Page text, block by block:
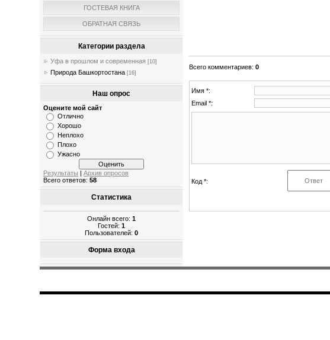
ГОСТЕВАЯ КНИГА
ОБРАТНАЯ СВЯЗЬ
Категории раздела
Уфа в прошлом и современная [10]
Природа Башкортостана [16]
Наш опрос
Оцените мой сайт
Отлично
Хорошо
Неплохо
Плохо
Ужасно
Результаты |Архив опросов
Всего ответов:58
Статистика
Онлайн всего:1
Гостей:1
Пользователей:0
Форма входа
Всего комментариев:0
Имя *:
Email *:
Код *: